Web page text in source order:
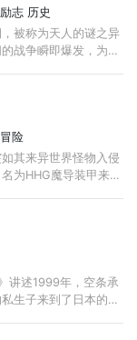
第1053集
第1050集
第1041集
第1038集
第1026集
第1023集
励志 历史
被称为天人的谜之异
战争瞬即爆发，为数
冒险
其来异世界怪物入侵
为HHG魔导装甲来对
讲述1999年，空条承
生子来到了日本的一